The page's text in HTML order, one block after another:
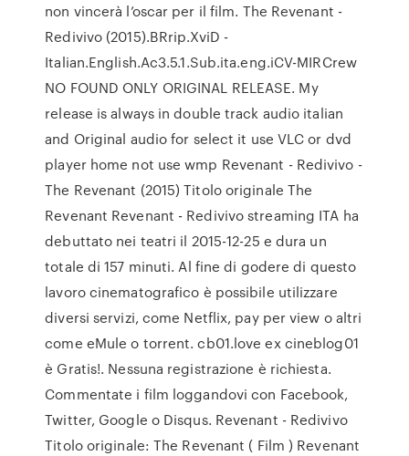
non vincerà l’oscar per il film. The Revenant -
Redivivo (2015).BRrip.XviD -
Italian.English.Ac3.5.1.Sub.ita.eng.iCV-MIRCrew
NO FOUND ONLY ORIGINAL RELEASE. My
release is always in double track audio italian
and Original audio for select it use VLC or dvd
player home not use wmp Revenant - Redivivo -
The Revenant (2015) Titolo originale The
Revenant Revenant - Redivivo streaming ITA ha
debuttato nei teatri il 2015-12-25 e dura un
totale di 157 minuti. Al fine di godere di questo
lavoro cinematografico è possibile utilizzare
diversi servizi, come Netflix, pay per view o altri
come eMule o torrent. cb01.love ex cineblog01
è Gratis!. Nessuna registrazione è richiesta.
Commentate i film loggandovi con Facebook,
Twitter, Google o Disqus. Revenant - Redivivo
Titolo originale: The Revenant ( Film ) Revenant